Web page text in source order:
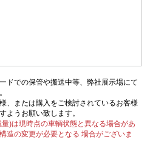
ドでの保管や搬送中等、弊社展示場にて
、または購入をご検討されているお客様
ようお願い致します。
)は現時点の車輌状態と異なる場合があ
造の変更が必要となる 場合がございま